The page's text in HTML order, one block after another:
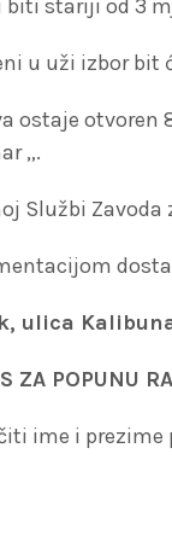
stariji od 3
u uži izbor bit
ostaje
„.
Službi Zavoda
ulica
ZA POPUNU
ime i prezime